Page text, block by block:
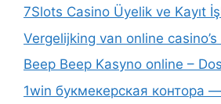
7Slots Casino Üyelik ve Kayıt
Vergelijking van online
Beep Beep Kasyno online –
1win букмекерская контора